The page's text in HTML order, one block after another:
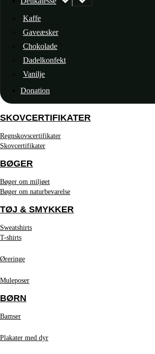
Kaffe
Gaveæsker
Chokolade
Dadelkonfekt
Vanilje
Donation
SKOVCERTIFIKATER
Regnskovscertifikater
Skovcertifikater
BØGER
Bøger om miljøet
Bøger om naturbevarelse
TØJ & SMYKKER
Sweatshirts
T-shirts
Øreringe
Muleposer
BØRN
Bamser
Plakater med dyr